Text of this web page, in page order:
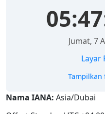
Jumat, 7
Layar
Tampilkan
Nama IANA: Asia/Dubai